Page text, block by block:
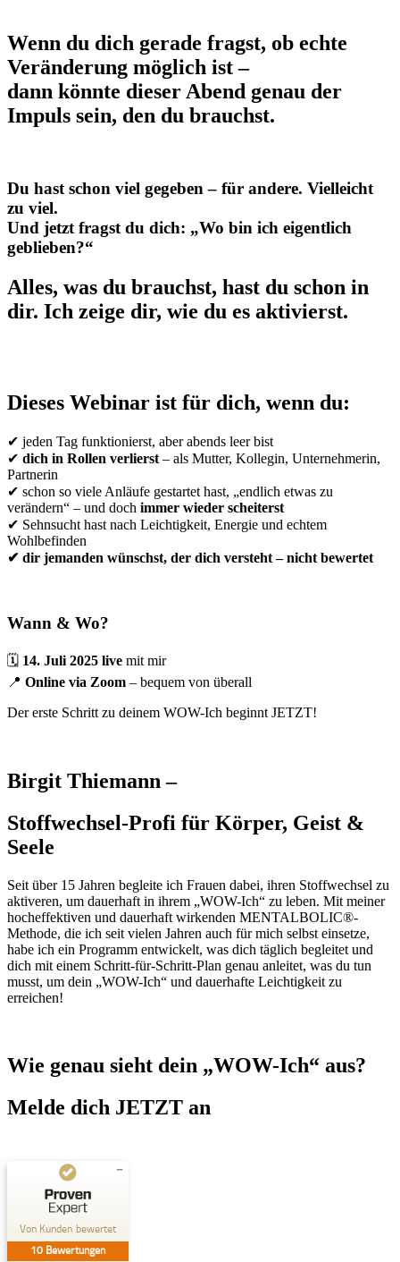
Wenn du dich gerade fragst, ob echte
Veränderung möglich ist –
dann könnte dieser Abend genau der
Impuls sein, den du brauchst.
Du hast schon viel gegeben – für andere. Vielleicht
zu viel.
Und jetzt fragst du dich: „Wo bin ich eigentlich
geblieben?“
Alles, was du brauchst, hast du schon in
dir. Ich zeige dir, wie du es aktivierst.
Dieses Webinar ist für dich, wenn du:
✔ jeden Tag funktionierst, aber abends leer bist
✔ dich in Rollen verlierst – als Mutter, Kollegin, Unternehmerin,
Partnerin
✔ schon so viele Anläufe gestartet hast, „endlich etwas zu
verändern“ – und doch immer wieder scheiterst
✔ Sehnsucht hast nach Leichtigkeit, Energie und echtem
Wohlbefinden
✔ dir jemanden wünschst, der dich versteht – nicht bewertet
Wann & Wo?
🗓 14. Juli 2025 live mit mir
📍 Online via Zoom – bequem von überall
Der erste Schritt zu deinem WOW-Ich beginnt JETZT!
Birgit Thiemann –
Stoffwechsel-Profi für Körper, Geist &
Seele
Seit über 15 Jahren begleite ich Frauen dabei, ihren Stoffwechsel zu
aktiveren, um dauerhaft in ihrem „WOW-Ich“ zu leben. Mit meiner
hocheffektiven und dauerhaft wirkenden MENTALBOLIC®-
Methode, die ich seit vielen Jahren auch für mich selbst einsetze,
habe ich ein Programm entwickelt, was dich täglich begleitet und
dich mit einem Schritt-für-Schritt-Plan genau anleitet, was du tun
musst, um dein „WOW-Ich“ und dauerhafte Leichtigkeit zu
erreichen!
Wie genau sieht dein „WOW-Ich“ aus?
Melde dich JETZT an
Von Kunden bewertet
10 Bewertungen
Kundenbewertungen und Erfahrungen zu
Birgit Thiemann
SEHR GUT